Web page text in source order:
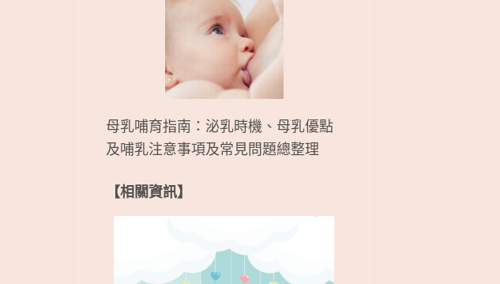
母乳哺育指南：泌乳時機、母乳優點
及哺乳注意事項及常見問題總整理
【相關資訊】